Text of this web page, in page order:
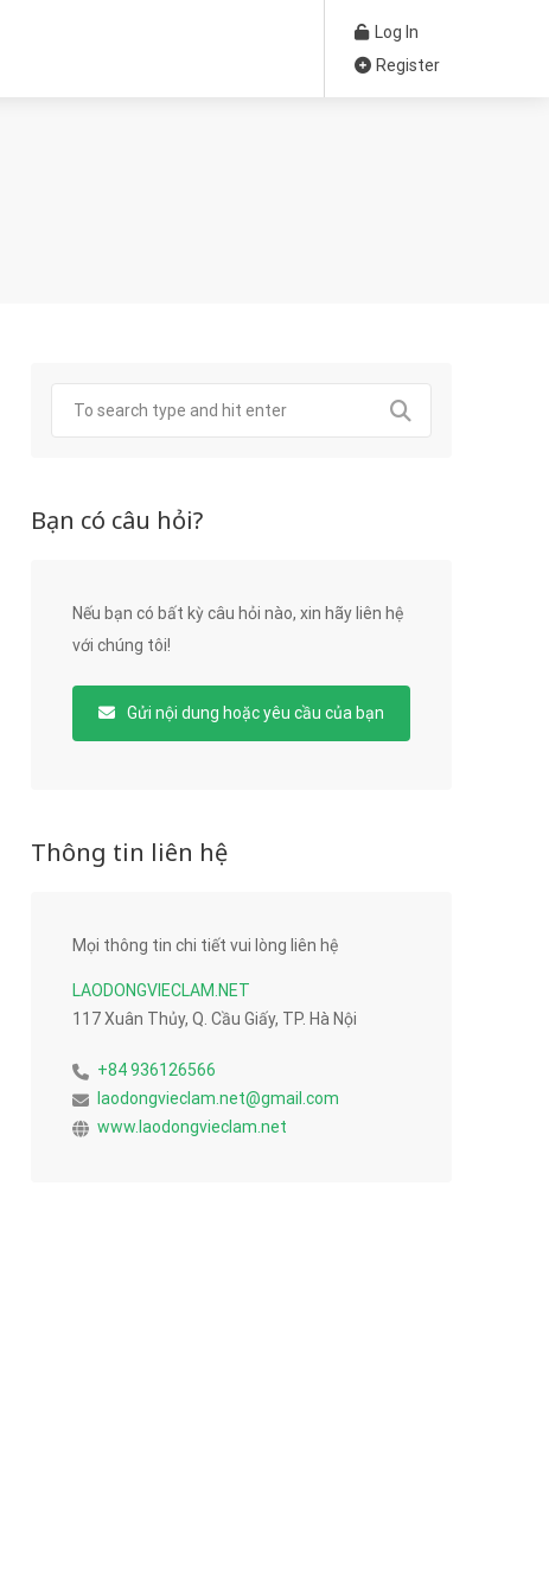
Log In
Register
Bạn có câu hỏi?
Nếu bạn có bất kỳ câu hỏi nào, xin hãy liên hệ
với chúng tôi!
Gửi nội dung hoặc yêu cầu của bạn
Thông tin liên hệ
Mọi thông tin chi tiết vui lòng liên hệ
LAODONGVIECLAM.NET
117 Xuân Thủy, Q. Cầu Giấy, TP. Hà Nội
+84 936126566
laodongvieclam.net@gmail.com
www.laodongvieclam.net